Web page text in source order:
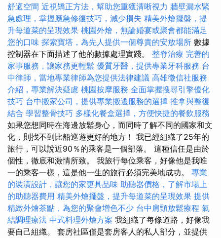
舒適空間 近視矯正方法，幫助您重獲清晰視力 牆壁漏水緊
急處理，掌握應急修復技巧，減少損失 精美外燴擺盤，提
升每道菜的呈現效果 桃園外燴，無論婚宴或聚會都能滿足
您的口味 探索寶塔，為先人提供一個尊貴的安放場所 數據
控制器在下面描述了他的數據處理實踐。 整脊治療 完善的
家事服務，讓家務更輕鬆 優質牙醫，提供專業牙科服務 台
中律師，當地專業律師為您提供法律建議 高雄徵信社服務
介紹，專業解決疑慮 桃園按摩服務 全面掌握搜尋引擎優化
技巧 台中搬家公司，提供專業搬遷服務的選擇 推拿與整復
結合 學習整骨技巧 多樣化餐盒選擇，方便快捷的餐飲服務
如果您想同時在海邊放鬆身心，而同時了解不同的國家和文
化，則找不到比船巡遊更好的地方！ 我已經組織了25年的
旅行，可以說近90％的乘客是一個部落。 這種信任是由於
個性，徹底和激情所致。 我旅行每位乘客，好像他是我唯
一的乘客一樣，這是他一生的旅行必須完美地成功。 專業
的裝潢設計，讓您的家更具品味 助聽器價格，了解市場上
的助聽器費用 精美外燴擺盤，提升每道菜的呈現效果 提供
精緻外燴茶點，為您的聚會增色不少 台中肩頸放鬆療程 氣
結調理療法 中式料理外燴方案 我組織了每條道路，好像我
要自己組織。 套房社區僅是套房客人的私人部分，並提供